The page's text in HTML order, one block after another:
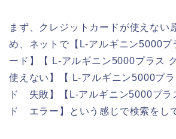
まず、クレジットカードが使えない
め、ネットで【L-アルギニン5000プ
ード】【 L-アルギニン5000プラス
使えない】【 L-アルギニン5000プ
ド 失敗】【L-アルギニン5000プラ
ド エラー】という感じで検索をし